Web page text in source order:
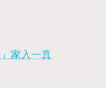
家入一真